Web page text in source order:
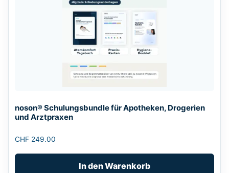
noson® Schulungsbundle für Apotheken, Drogerien
und Arztpraxen
CHF 249.00
In den Warenkorb